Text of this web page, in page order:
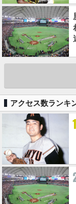
アクセス数ランキ
1